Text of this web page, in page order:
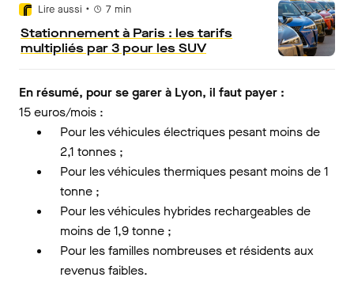
Lire aussi • 7 min
Stationnement à Paris : les tarifs
multipliés par 3 pour les SUV
En résumé, pour se garer à Lyon, il faut payer :
15 euros/mois :
Pour les véhicules électriques pesant moins de
2,1 tonnes ;
Pour les véhicules thermiques pesant moins de 1
tonne ;
Pour les véhicules hybrides rechargeables de
moins de 1,9 tonne ;
Pour les familles nombreuses et résidents aux
revenus faibles.